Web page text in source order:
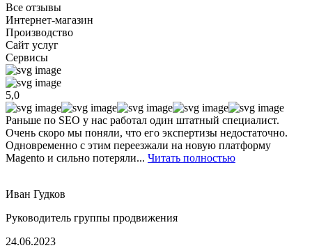
Все отзывы
Интернет-магазин
Производство
Сайт услуг
Сервисы
5,0
Раньше по SEO у нас работал один штатный специалист.
Очень скоро мы поняли, что его экспертизы недостаточно.
Одновременно с этим переезжали на новую платформу
Magento и сильно потеряли... Читать полностью
Иван Гудков
Руководитель группы продвижения
24.06.2023